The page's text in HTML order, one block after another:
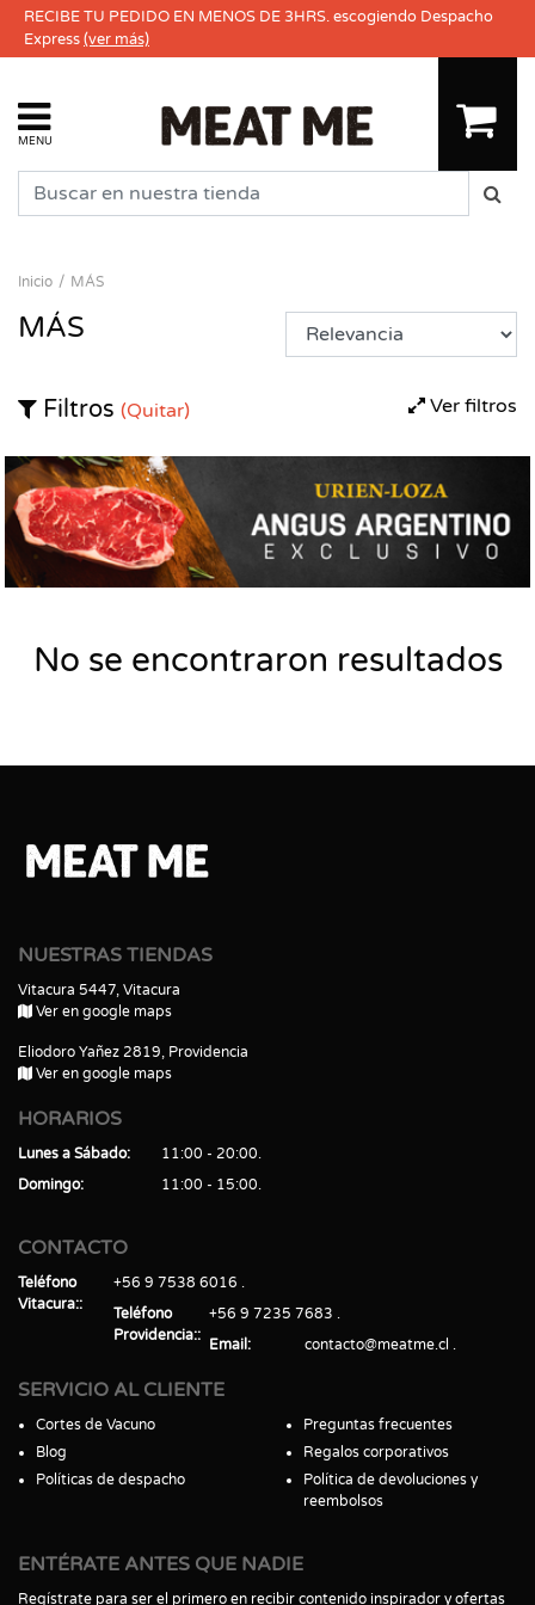
RECIBE TU PEDIDO EN MENOS DE 3HRS. escogiendo Despacho
Express(ver más)
MENU
Inicio MÁS
MÁS
Ver filtros
Filtros (Quitar)
No se encontraron resultados
NUESTRAS TIENDAS
Vitacura 5447, Vitacura
Ver en google maps
Eliodoro Yañez 2819, Providencia
Ver en google maps
HORARIOS
Lunes a Sábado
11:00 - 20:00
Domingo
11:00 - 15:00
CONTACTO
Teléfono
Vitacura:
+56 9 7538 6016
Teléfono
Providencia:
+56 9 7235 7683
Email
contacto@meatme.cl
SERVICIO AL CLIENTE
Cortes de Vacuno
Blog
Políticas de despacho
Preguntas frecuentes
Regalos corporativos
Política de devoluciones y
reembolsos
ENTÉRATE ANTES QUE NADIE
Regístrate para ser el primero en recibir contenido inspirador y ofertas